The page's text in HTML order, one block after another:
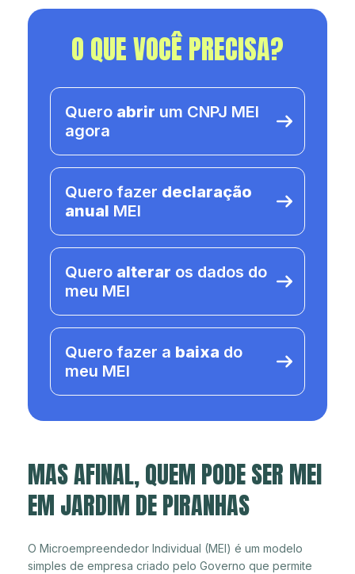
O QUE VOCÊ PRECISA?
Quero abrir um CNPJ MEI
agora
Quero fazer declaração
anual MEI
Quero alterar os dados do
meu MEI
Quero fazer a baixa do
meu MEI
MAS AFINAL, QUEM PODE SER MEI
EM JARDIM DE PIRANHAS
O Microempreendedor Individual (MEI) é um modelo
simples de empresa criado pelo Governo que permite